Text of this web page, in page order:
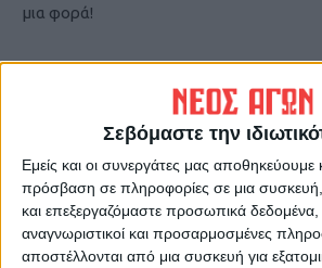
Σεβόμαστε την
Εμείς και οι συνεργάτες μας αποθηκεύουμε
πρόσβαση σε πληροφορίες σε μια
και επεξεργαζόμαστε προσωπικά
αναγνωριστικοί και προσαρμοσμένες
αποστέλλονται από μια συσκευή για
μια φορά!
ΝΕΟΣ ΑΓΩΝ
https://neosagon.gr